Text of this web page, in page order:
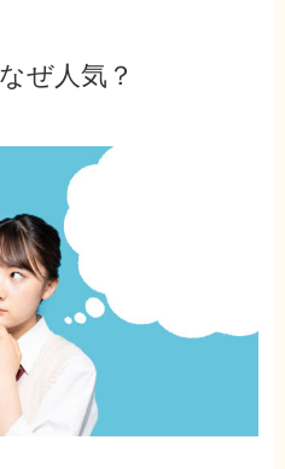
ぜ人気？